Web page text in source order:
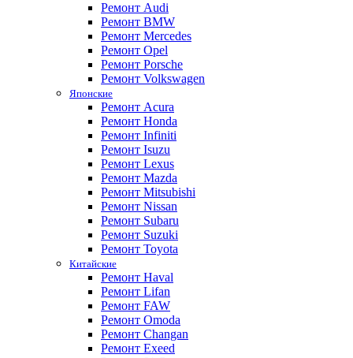
Ремонт Audi
Ремонт BMW
Ремонт Mercedes
Ремонт Opel
Ремонт Porsche
Ремонт Volkswagen
Японские
Ремонт Acura
Ремонт Honda
Ремонт Infiniti
Ремонт Isuzu
Ремонт Lexus
Ремонт Mazda
Ремонт Mitsubishi
Ремонт Nissan
Ремонт Subaru
Ремонт Suzuki
Ремонт Toyota
Китайские
Ремонт Haval
Ремонт Lifan
Ремонт FAW
Ремонт Omoda
Ремонт Changan
Ремонт Exeed